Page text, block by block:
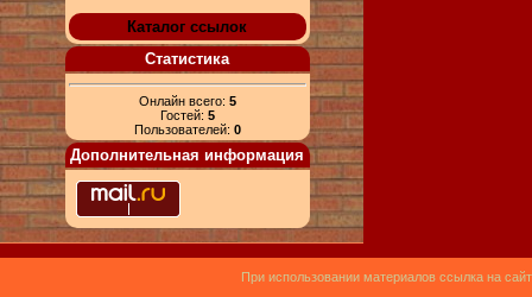
Каталог ссылок
Статистика
Онлайн всего: 5
Гостей: 5
Пользователей: 0
Дополнительная информация
При использовании материалов ссылка на